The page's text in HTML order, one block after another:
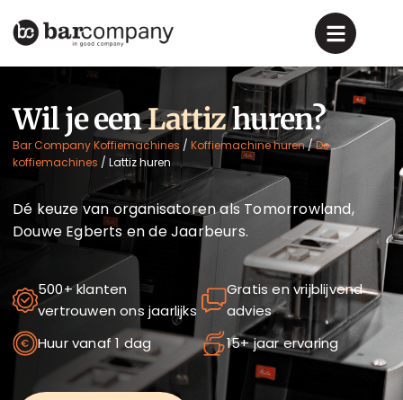
Wil je eenLattizhuren?
Bar Company Koffiemachines / Koffiemachine huren/De
koffiemachines / Lattiz huren
Dé keuze van organisatoren als Tomorrowland,
Douwe Egberts en de Jaarbeurs.
500+ klanten
vertrouwen ons jaarlijks
Gratis en vrijblijvend
advies
Huur vanaf 1 dag
15+ jaar ervaring